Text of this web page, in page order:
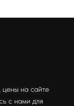
цены на сайте
с нами для